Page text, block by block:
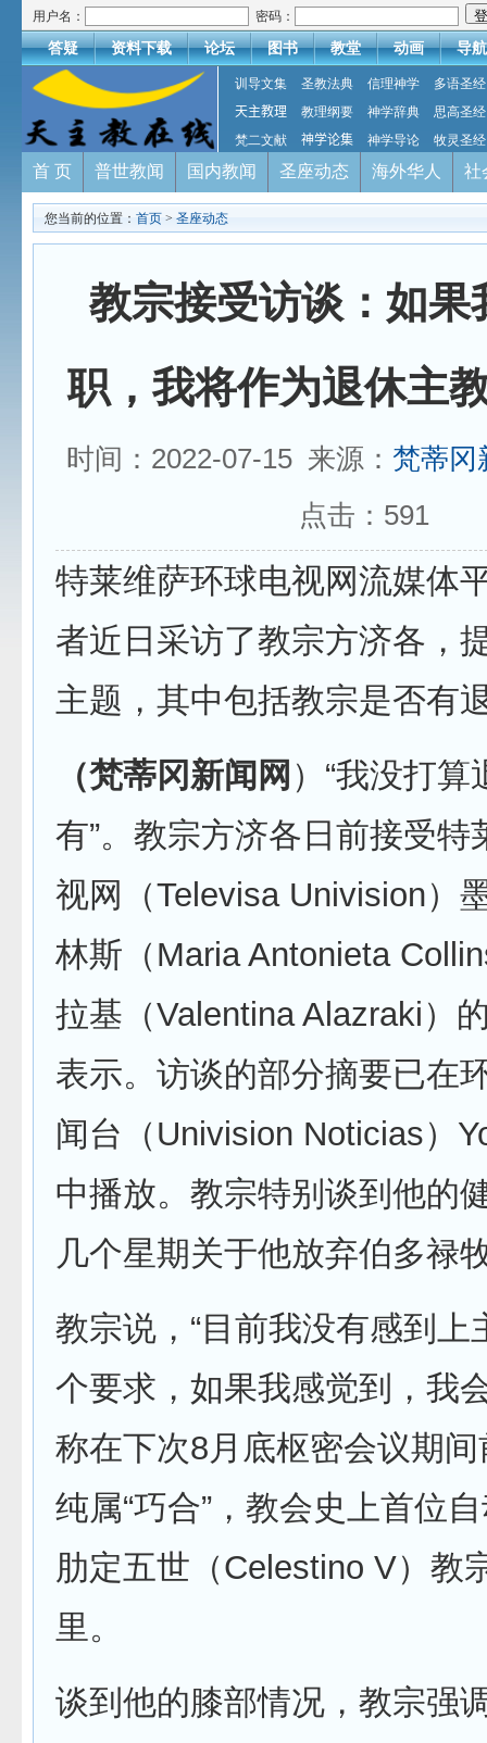
用户名： 密码：
答疑 资料下载 论坛 图书 教堂 动画 导航
训导文集 圣教法典 信理神学
多语圣经
天主教理
教理纲要 神学辞典
思高圣经
梵二文献
神学论集 神学导论 牧灵圣经
首 页 普世教闻 国内教闻 圣座动态 海外华人 社
您当前的位置： 首页 > 圣座动态
教宗接受访谈：如果
职，我将作为退休主
时间：2022-07-15 来源： 梵蒂冈
点击： 591
特莱维萨环球电视网流媒体
者近日采访了教宗方济各，
主题，其中包括教宗是否有
（梵蒂冈新闻网 ）“我没打
有”。教宗方济各日前接受特
视网（Televisa Univision）
林斯（Maria Antonieta
拉基（Valentina Alazraki）
表示。访谈的部分摘要已在
闻台（Univision Noticias）
中播放。教宗特别谈到他的
几个星期关于他放弃伯多禄
教宗说，“目前我没有感到上
个要求，如果我感觉到，我
称在下次8月底枢密会议期
纯属“巧合”，教会史上首位
肋定五世（Celestino V）教
里。
谈到他的膝部情况，教宗强